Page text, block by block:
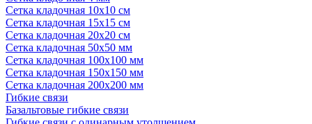
Сетка кладочная 10x10 см
Сетка кладочная 15x15 см
Сетка кладочная 20x20 см
Сетка кладочная 50x50 мм
Сетка кладочная 100x100 мм
Сетка кладочная 150x150 мм
Сетка кладочная 200x200 мм
Гибкие связи
Базальтовые гибкие связи